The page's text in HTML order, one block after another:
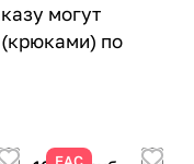
могут
по
ЕАС